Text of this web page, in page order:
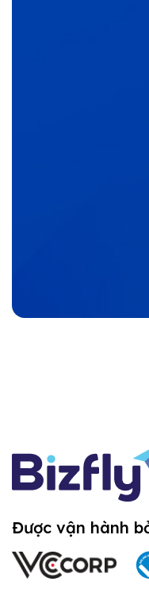
Được vận hành